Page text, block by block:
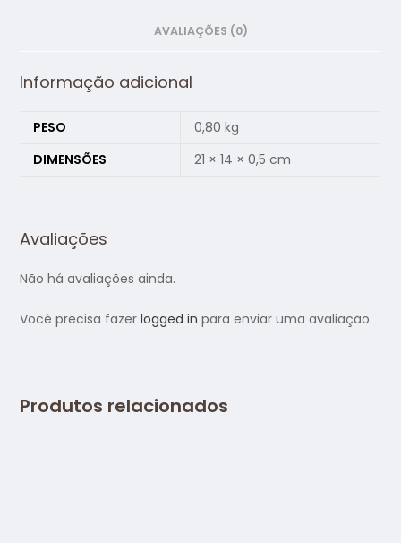
AVALIAÇÕES (0)
Informação adicional
PESO
0,80 kg
DIMENSÕES
21 × 14 × 0,5 cm
Avaliações
Não há avaliações ainda.
Você precisa fazerlogged in para enviar uma avaliação.
Produtos relacionados